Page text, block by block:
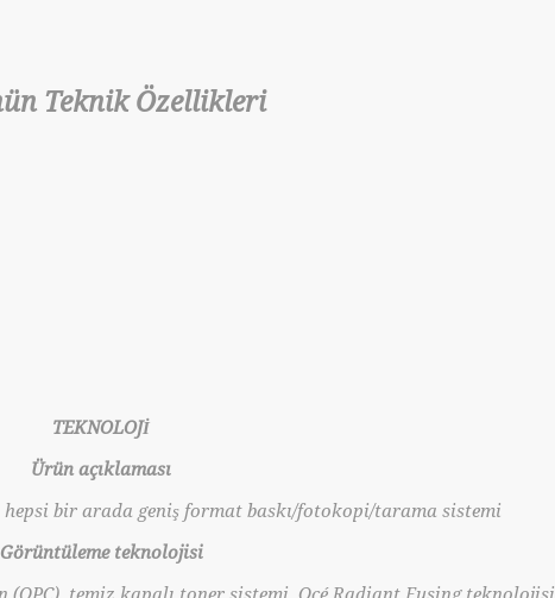
Teknik Özellikleri
TEKNOLOJİ
Ürün açıklaması
hepsi bir arada geniş format baskı/fotokopi/tarama sistemi
Görüntüleme teknolojisi